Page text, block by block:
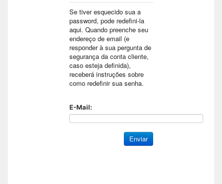
Se tiver esquecido sua a
password, pode redefini-la
aqui. Quando preenche seu
endereço de email (e
responder à sua pergunta de
segurança da conta cliente,
caso esteja definida),
receberá instruções sobre
como redefinir sua senha.
E-Mail: